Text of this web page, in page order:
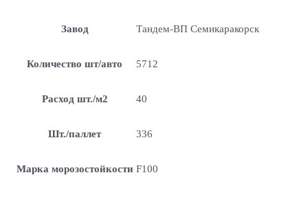
Завод Тандем-ВП Семикаракорск
Количество шт/авто 5712
Расход шт./м2 40
Шт./паллет 336
Марка морозостойкости F100